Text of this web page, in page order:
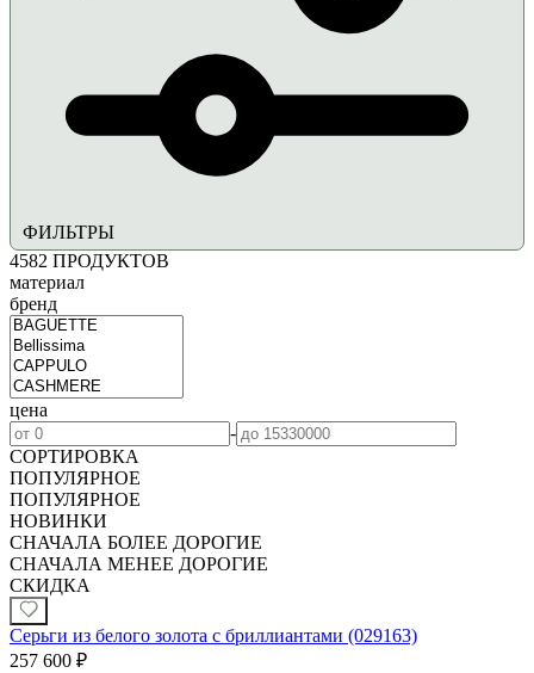
ФИЛЬТРЫ
4582 ПРОДУКТОВ
материал
бренд
цена
-
СОРТИРОВКА
ПОПУЛЯРНОЕ
ПОПУЛЯРНОЕ
НОВИНКИ
СНАЧАЛА БОЛЕЕ ДОРОГИЕ
СНАЧАЛА МЕНЕЕ ДОРОГИЕ
СКИДКА
Серьги из белого золота с бриллиантами (029163)
257 600 ₽